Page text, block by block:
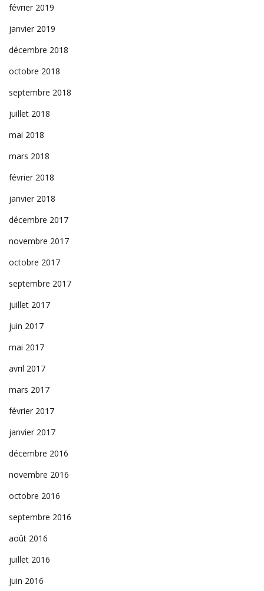
février 2019
janvier 2019
décembre 2018
octobre 2018
septembre 2018
juillet 2018
mai 2018
mars 2018
février 2018
janvier 2018
décembre 2017
novembre 2017
octobre 2017
septembre 2017
juillet 2017
juin 2017
mai 2017
avril 2017
mars 2017
février 2017
janvier 2017
décembre 2016
novembre 2016
octobre 2016
septembre 2016
août 2016
juillet 2016
juin 2016